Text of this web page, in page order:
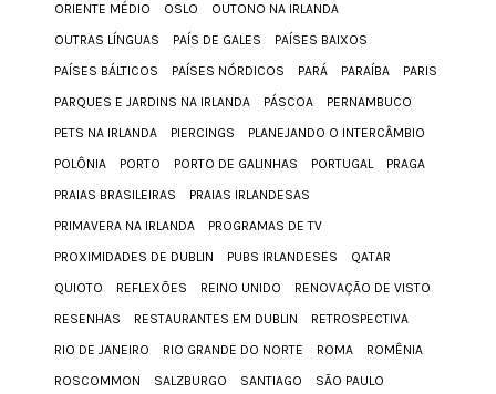
ORIENTE MÉDIO
OSLO
OUTONO NA IRLANDA
OUTRAS LÍNGUAS
PAÍS DE GALES
PAÍSES BAIXOS
PAÍSES BÁLTICOS
PAÍSES NÓRDICOS PARÁ PARAÍBA
PARIS
PARQUES E JARDINS NA IRLANDA
PÁSCOA
PERNAMBUCO
PETS NA IRLANDA
PIERCINGS
PLANEJANDO O INTERCÂMBIO
POLÔNIA
PORTO PORTO DE GALINHAS PORTUGAL
PRAGA
PRAIAS BRASILEIRAS
PRAIAS IRLANDESAS
PRIMAVERA NA IRLANDA
PROGRAMAS DE TV
PROXIMIDADES DE DUBLIN
PUBS IRLANDESES
QATAR
QUIOTO
REFLEXÕES REINO UNIDO
RENOVAÇÃO DE VISTO
RESENHAS
RESTAURANTES EM DUBLIN
RETROSPECTIVA
RIO DE JANEIRO
RIO GRANDE DO NORTE ROMA
ROMÊNIA
ROSCOMMON
SALZBURGO SANTIAGO
SÃO PAULO